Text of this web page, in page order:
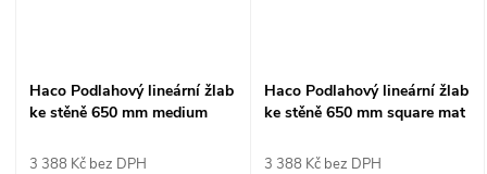
Haco Podlahový lineární žlab
ke stěně 650 mm medium
3 388 Kč bez DPH
Haco Podlahový lineární žlab
ke stěně 650 mm square mat
3 388 Kč bez DPH